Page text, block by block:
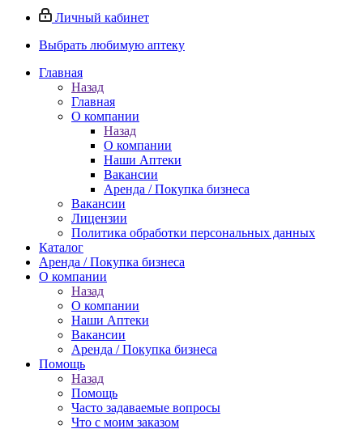
Личный кабинет
Выбрать любимую аптеку
Главная
Назад
Главная
О компании
Назад
О компании
Наши Аптеки
Вакансии
Аренда / Покупка бизнеса
Вакансии
Лицензии
Политика обработки персональных данных
Каталог
Аренда / Покупка бизнеса
О компании
Назад
О компании
Наши Аптеки
Вакансии
Аренда / Покупка бизнеса
Помощь
Назад
Помощь
Часто задаваемые вопросы
Что с моим заказом